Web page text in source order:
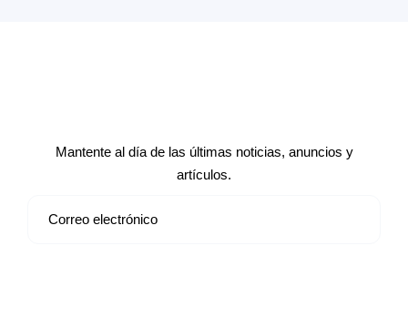
Mantente al día de las últimas noticias, anuncios y
artículos.